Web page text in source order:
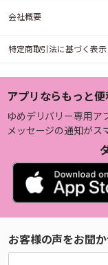
会社概要
特定商取引法に基づく表示
アプリならもっと便
ゆめデリバリー専用ア
メッセージの通知がス
お客様の声をお聞